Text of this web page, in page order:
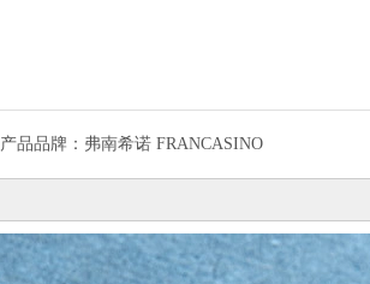
产品品牌： 弗南希诺 FRANCASINO